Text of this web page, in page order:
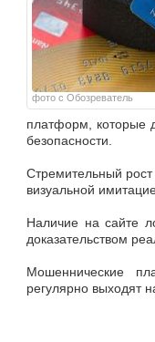
фото с Обозреватель
платформ, которые
безопасности.
Стремительный
визуальной
Наличие на сайте
доказательством
Мошеннические
регулярно выходят